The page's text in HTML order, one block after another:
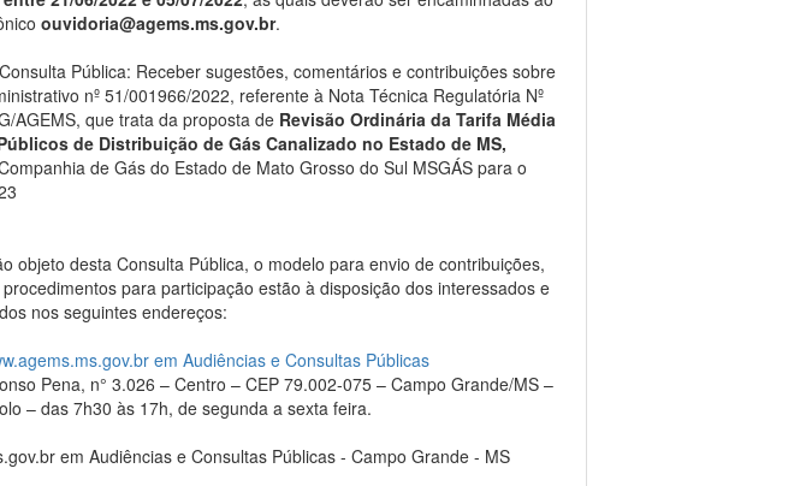
ouvidoria@agems.ms.gov.br.
Pública: Receber sugestões, comentários e contribuições sobre
nº 51/001966/2022, referente à Nota Técnica Regulatória Nº
AGEMS, que trata da proposta de Revisão Ordinária da Tarifa Média
de Distribuição de Gás Canalizado no Estado de MS,
de Gás do Estado de Mato Grosso do Sul MSGÁS para o
objeto desta Consulta Pública, o modelo para envio de contribuições,
para participação estão à disposição dos interessados e
nos seguintes endereços:
em Audiências e Consultas Públicas
Pena, n° 3.026 – Centro – CEP 79.002-075 – Campo Grande/MS –
– das 7h30 às 17h, de segunda a sexta feira.
em Audiências e Consultas Públicas - Campo Grande - MS